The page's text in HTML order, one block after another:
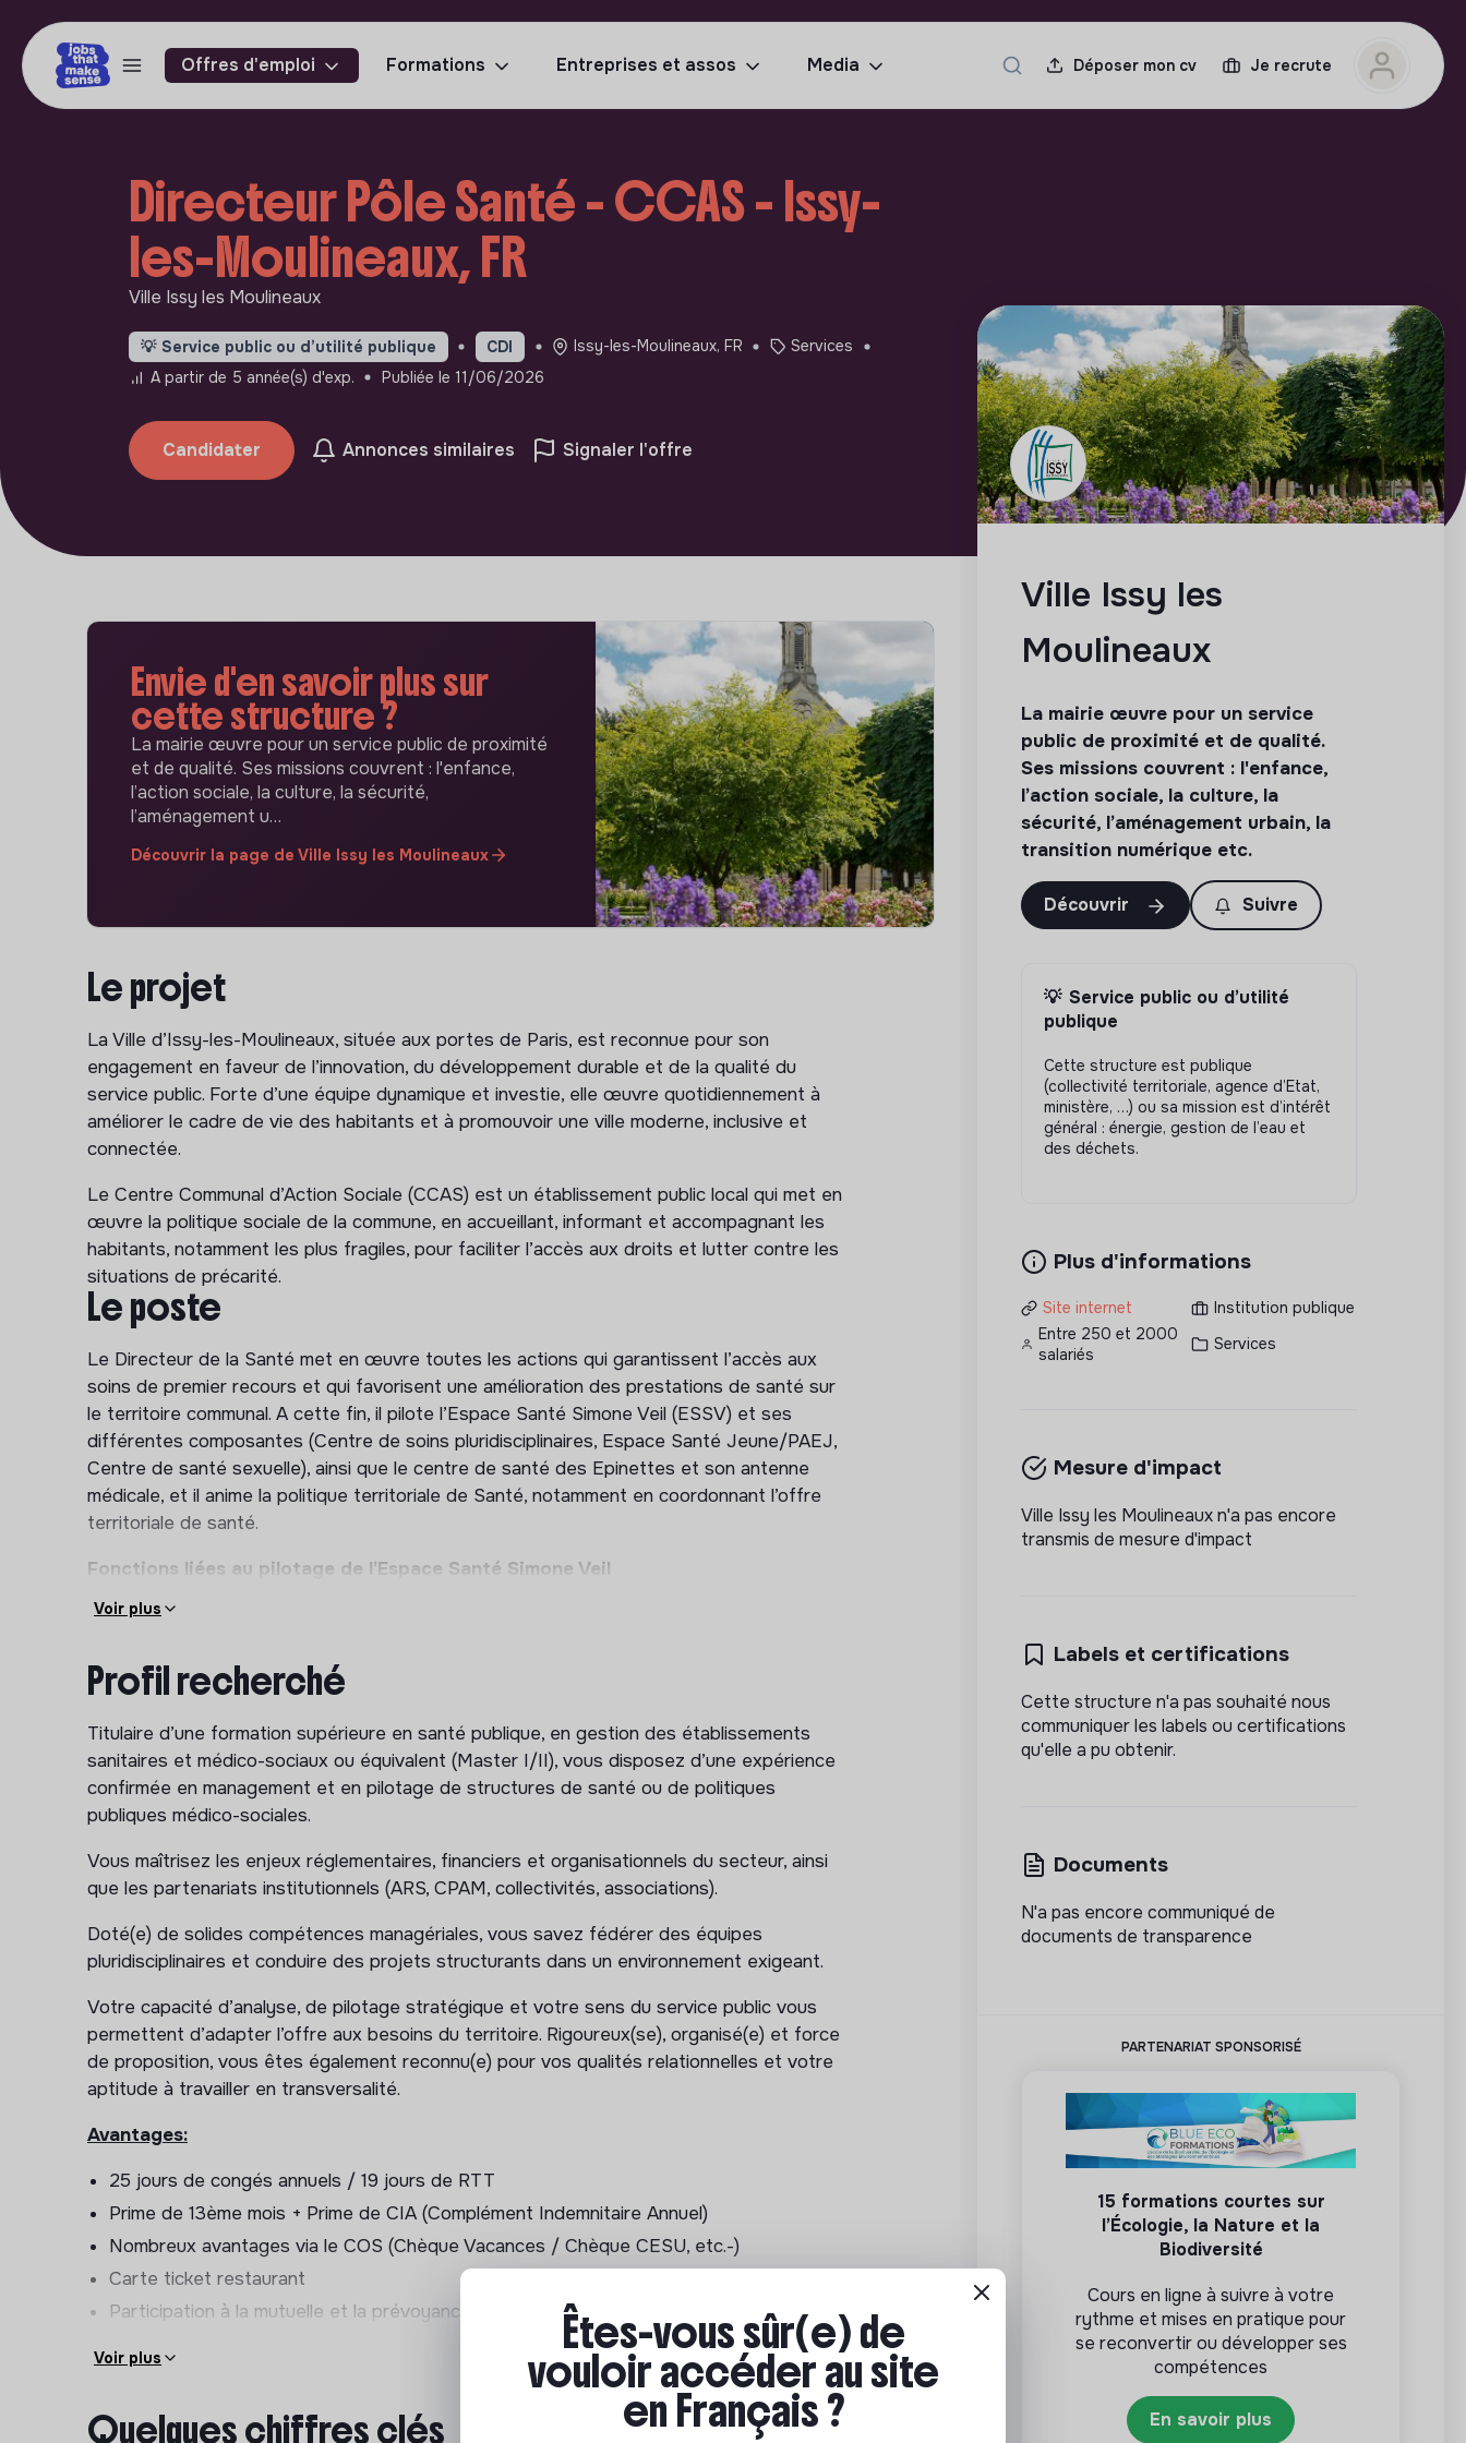
Offres d'emploi Formations Entreprises et assos Media Déposer mon cv Je recrute
Directeur Pôle Santé - CCAS - Issy-
les-Moulineaux, FR
Ville Issy les Moulineaux
💡 Service public ou d’utilité publique CDI Issy-les-Moulineaux, FR
Services
A partir de 5 année(s) d'exp.
Publiée le 11/06/2026
Candidater Annonces similaires Signaler l'offre
Envie d'en savoir plus sur
cette structure ?
La mairie œuvre pour un service public de proximité
et de qualité. Ses missions couvrent : l'enfance,
l’action sociale, la culture, la sécurité,
l’aménagement u…
Découvrir la page de Ville Issy les Moulineaux
Le projet
La Ville d’Issy-les-Moulineaux, située aux portes de Paris, est reconnue pour son
engagement en faveur de l’innovation, du développement durable et de la qualité du
service public. Forte d’une équipe dynamique et investie, elle œuvre quotidiennement à
améliorer le cadre de vie des habitants et à promouvoir une ville moderne, inclusive et
connectée.
Le Centre Communal d’Action Sociale (CCAS) est un établissement public local qui met en
œuvre la politique sociale de la commune, en accueillant, informant et accompagnant les
habitants, notamment les plus fragiles, pour faciliter l’accès aux droits et lutter contre les
situations de précarité.
Le poste
Le Directeur de la Santé met en œuvre toutes les actions qui garantissent l’accès aux
soins de premier recours et qui favorisent une amélioration des prestations de santé sur
le territoire communal. A cette fin, il pilote l’Espace Santé Simone Veil (ESSV) et ses
différentes composantes (Centre de soins pluridisciplinaires, Espace Santé Jeune/PAEJ,
Centre de santé sexuelle), ainsi que le centre de santé des Epinettes et son antenne
médicale, et il anime la politique territoriale de Santé, notamment en coordonnant l’offre
territoriale de santé.
Fonctions liées au pilotage de l’Espace Santé Simone Veil
Assurer le management, la gestion de l’équipe (agents permanents et vacataires) et
Poursuivre la mise en œuvre du projet de développement et de modernisation de
l’offre interne de soins,
Garantir la qualité de l’accueil et des prestations fournies aux usagers tout en veillant à
la viabilité économique des activités
Elaborer et suivre le budget du service
Rédiger notes et mémos
Elaborer les rapports et bilans d'activité sollicités par les partenaires financiers
Animer les différents partenariats (Ville de Vanves, Hôpital Suisse, Hôpital Corentin
Celton, Béclère, etc.)
Effectuer des demandes de subventions dans le cadre du fonctionnement régulier du
Assurer un reporting auprès de la hiérarchie et de l’élu délégataire
Fonctions liées à l’animation de la politique territoriale de Santé
le lien avec les différents acteurs médicaux et les financeurs (Conseil départemental,
Développer les dispositifs d’accès aux soins à domicile et dans les établissements
médico-sociaux du territoire
Contribuer à la régulation de l’installation des professionnels de santé et favoriser la
création et l’implantation de structures de consultations et d’accès aux soins sur le
territoire communal
Fonctions liées au pilotage de l’Espace Santé Simone Veil
Assurer le management, la gestion de l’équipe (agents permanents et vacataires) et
Voir plus
Profil recherché
Titulaire d’une formation supérieure en santé publique, en gestion des établissements
sanitaires et médico-sociaux ou équivalent (Master I/II), vous disposez d’une expérience
confirmée en management et en pilotage de structures de santé ou de politiques
publiques médico-sociales.
Vous maîtrisez les enjeux réglementaires, financiers et organisationnels du secteur, ainsi
que les partenariats institutionnels (ARS, CPAM, collectivités, associations).
Doté(e) de solides compétences managériales, vous savez fédérer des équipes
pluridisciplinaires et conduire des projets structurants dans un environnement exigeant.
Votre capacité d’analyse, de pilotage stratégique et votre sens du service public vous
permettent d’adapter l’offre aux besoins du territoire. Rigoureux(se), organisé(e) et force
de proposition, vous êtes également reconnu(e) pour vos qualités relationnelles et votre
aptitude à travailler en transversalité.
Avantages:
25 jours de congés annuels / 19 jours de RTT
Prime de 13ème mois + Prime de CIA (Complément Indemnitaire Annuel)
Nombreux avantages via le COS (Chèque Vacances / Chèque CESU, etc.-)
Carte ticket restaurant
Participation à la mutuelle et la prévoyance
+ d'autres avantages. Rejoignez-nous !
Poste à pourvoir dès que possible
Voir plus
Quelques chiffres clés
Ville Issy les
Moulineaux
La mairie œuvre pour un service
public de proximité et de qualité.
Ses missions couvrent : l'enfance,
l’action sociale, la culture, la
sécurité, l’aménagement urbain, la
transition numérique etc.
Découvrir Suivre
💡 Service public ou d’utilité
publique
Cette structure est publique
(collectivité territoriale, agence d’Etat,
ministère, …) ou sa mission est d’intérêt
général : énergie, gestion de l’eau et
des déchets.
Plus d'informations
Site internet
Institution publique
Entre 250 et 2000
salariés
Services
Mesure d'impact
Ville Issy les Moulineaux n'a pas encore
transmis de mesure d'impact
Labels et certifications
Cette structure n'a pas souhaité nous
communiquer les labels ou certifications
qu'elle a pu obtenir.
Documents
N'a pas encore communiqué de
documents de transparence
PARTENARIAT SPONSORISÉ
15 formations courtes sur
l’Écologie, la Nature et la
Biodiversité
Cours en ligne à suivre à votre
rythme et mises en pratique pour
se reconvertir ou développer ses
compétences
En savoir plus
Êtes-vous sûr(e) de
vouloir accéder au site
en Français ?